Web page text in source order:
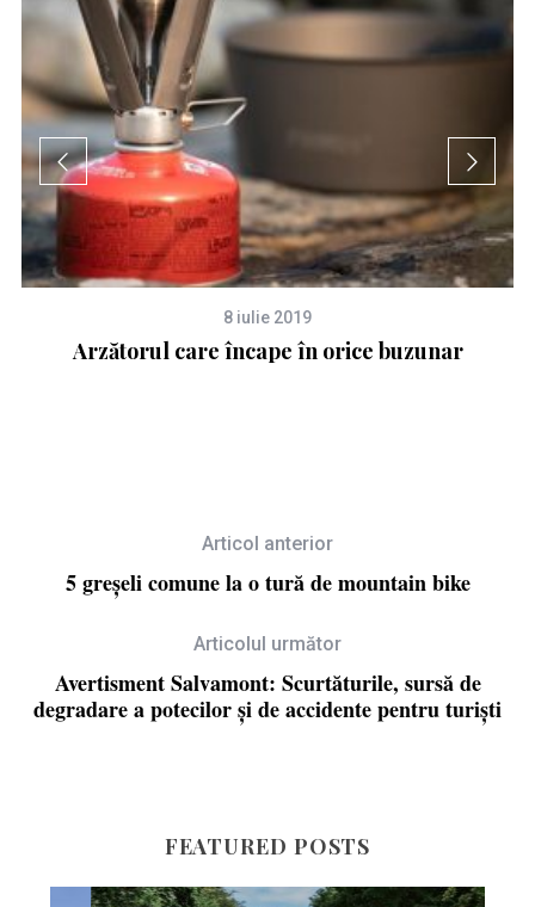
8 iulie 2019
Arzătorul care încape în orice buzunar
Articol anterior
5 greșeli comune la o tură de mountain bike
Articolul următor
Avertisment Salvamont: Scurtăturile, sursă de
degradare a potecilor și de accidente pentru turiști
FEATURED POSTS